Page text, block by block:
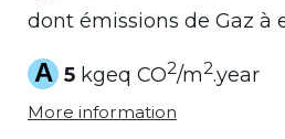
dont émissions de Gaz à
A 5 kgeq CO2/m2.year
More information